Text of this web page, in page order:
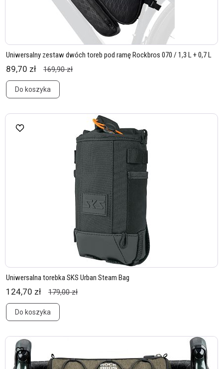
Uniwersalny zestaw dwóch toreb pod ramę Rockbros 070 / 1,3 L + 0,7 L
89,70 zł 169,90 zł
Do koszyka
Uniwersalna torebka SKS Urban Steam Bag
124,70 zł 179,00 zł
Do koszyka